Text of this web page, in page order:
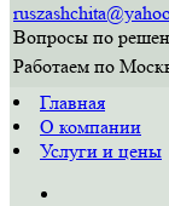
Вопросы по
Работаем по
Главная
О компании
Услуги и цены